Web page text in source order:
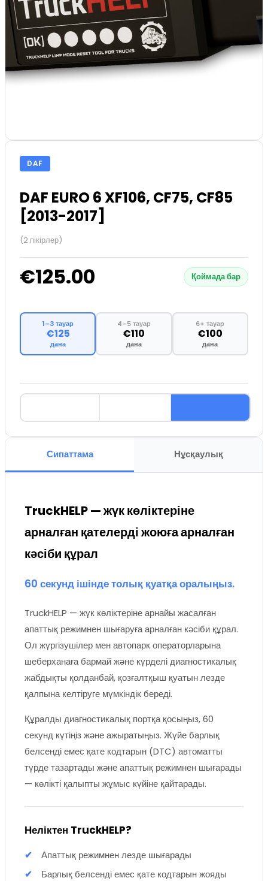
DAF
DAF EURO 6 XF106, CF75, CF85
[2013-2017]
(2 пікірлер)
€125.00 Қоймада бар
1–3 тауар
€125
дана
4–5 тауар
€110
дана
6+ тауар
€100
дана
Сипаттама Нұсқаулық
TruckHELP — жүк көліктеріне
арналған қателерді жоюға арналған
кәсіби құрал
60 секунд ішінде толық қуатқа оралыңыз.
TruckHELP — жүк көліктеріне арнайы жасалған
апаттық режимнен шығаруға арналған кәсіби құрал.
Ол жүргізушілер мен автопарк операторларына
шеберханаға бармай және күрделі диагностикалық
жабдықты қолданбай, қозғалтқыш қуатын лезде
қалпына келтіруге мүмкіндік береді.
Құралды диагностикалық портқа қосыңыз, 60
секунд күтіңіз және ажыратыңыз. Жүйе барлық
белсенді емес қате кодтарын (DTC) автоматты
түрде тазартады және апаттық режимнен шығарады
— көлікті қалыпты жұмыс күйіне қайтарады.
Неліктен TruckHELP?
Апаттық режимнен лезде шығарады
Барлық белсенді емес қате кодтарын жояды